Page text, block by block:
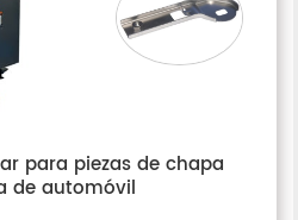
para piezas de chapa
de automóvil